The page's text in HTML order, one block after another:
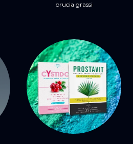
brucia grassi